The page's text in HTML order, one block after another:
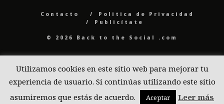
Contacto
Politica de Privacidad
Publicítate
© 2026 Back to the Social .com
Utilizamos cookies en este sitio web para mejorar tu
experiencia de usuario. Si continúas utilizando este sitio
asumiremos que estás de acuerdo.
Aceptar Leer más